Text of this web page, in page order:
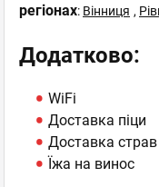
регіонах: Вінниця ,
Додатково:
WiFi
Доставка піци
Доставка страв
Їжа на винос